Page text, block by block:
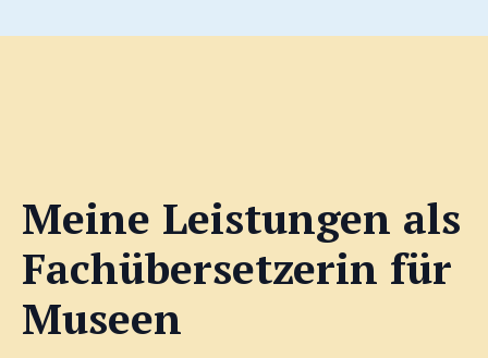
Meine Leistungen als
Fachübersetzerin für
Museen